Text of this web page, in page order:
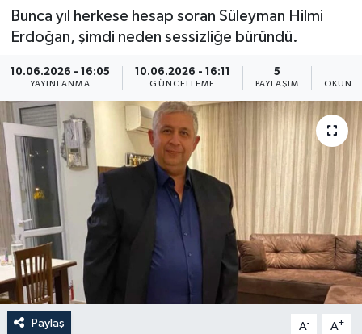
Bunca yıl herkese hesap soran Süleyman Hilmi
Erdoğan, şimdi neden sessizliğe büründü.
10.06.2026 - 16:05
YAYINLANMA
10.06.2026 - 16:11
GÜNCELLEME
5
PAYLAŞIM
Paylaş A- A+